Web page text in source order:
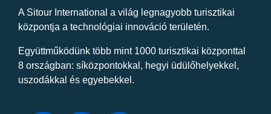
A Sitour International a világ legnagyobb turisztikai
központja a technológiai innováció területén.
Együttműködünk több mint 1000 turisztikai központtal
8 országban: síközpontokkal, hegyi üdülőhelyekkel,
uszodákkal és egyebekkel.